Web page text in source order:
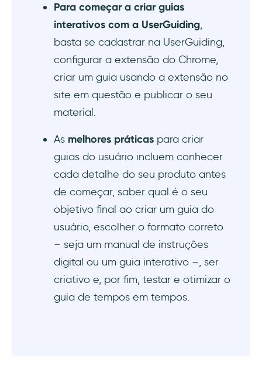
Para começar a criar guias
interativos com a UserGuiding,
basta se cadastrar na UserGuiding,
configurar a extensão do Chrome,
criar um guia usando a extensão no
site em questão e publicar o seu
material.
As melhores práticas para criar
guias do usuário incluem conhecer
cada detalhe do seu produto antes
de começar, saber qual é o seu
objetivo final ao criar um guia do
usuário, escolher o formato correto
– seja um manual de instruções
digital ou um guia interativo –, ser
criativo e, por fim, testar e otimizar o
guia de tempos em tempos.